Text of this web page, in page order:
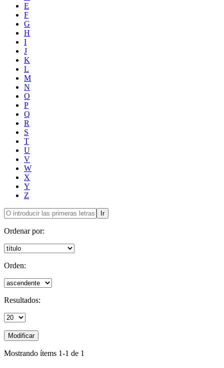
E
F
G
H
I
J
K
L
M
N
O
P
Q
R
S
T
U
V
W
X
Y
Z
Ir
Ordenar por:
Orden:
Resultados:
Modificar
Mostrando ítems 1-1 de 1